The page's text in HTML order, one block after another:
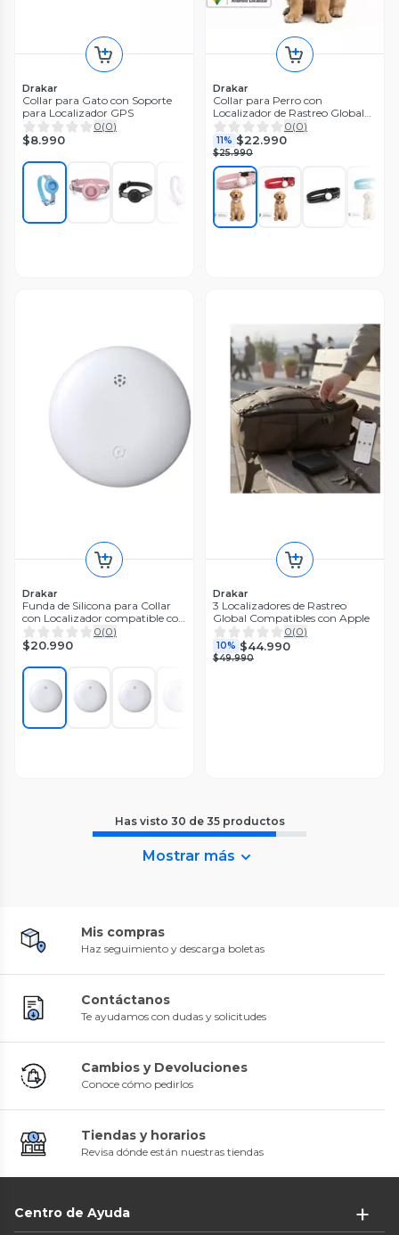
Drakar
Collar para Gato con Soporte
para Localizador GPS
0(0)
$8.990
Drakar
Collar para Perro con
Localizador de Rastreo Global
Android
0(0)
11% $22.990
$25.990
Drakar
Funda de Silicona para Collar
con Localizador compatible con
Android
0(0)
$20.990
Drakar
3 Localizadores de Rastreo
Global Compatibles con Apple
0(0)
10% $44.990
$49.990
Has visto 30 de 35 productos
Mostrar más
Mis compras
Haz seguimiento y descarga boletas
Contáctanos
Te ayudamos con dudas y solicitudes
Cambios y Devoluciones
Conoce cómo pedirlos
Tiendas y horarios
Revisa dónde están nuestras tiendas
Centro de Ayuda